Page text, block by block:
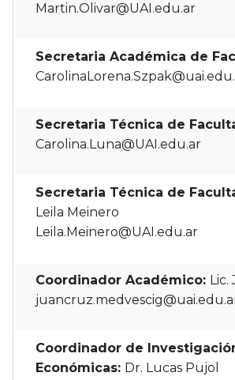
Martin.Olivar@UAI.edu.ar
Secretaria Académica de
Secretaria Técnica de
Carolina.Luna@UAI.edu.ar
Secretaria Técnica de
Leila Meinero
Leila.Meinero@UAI.edu.ar
Coordinador Académico:
Coordinador de
Económicas: Dr. Lucas Pujol